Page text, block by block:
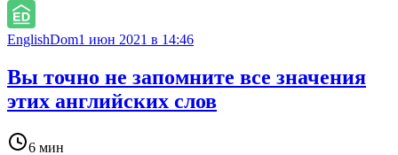
EnglishDom1 июн 2021 в 14:46
Вы точно не запомните все значения
этих английских слов
6 мин